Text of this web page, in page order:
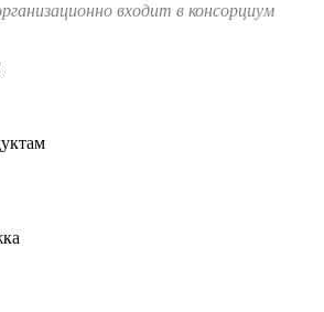
входит в консорциум